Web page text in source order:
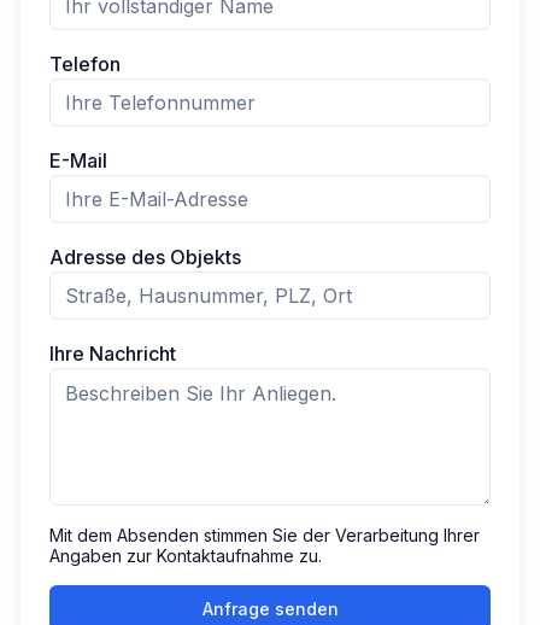
Telefon
E-Mail
Adresse des Objekts
Ihre Nachricht
Mit dem Absenden stimmen Sie der Verarbeitung Ihrer
Angaben zur Kontaktaufnahme zu.
Anfrage senden